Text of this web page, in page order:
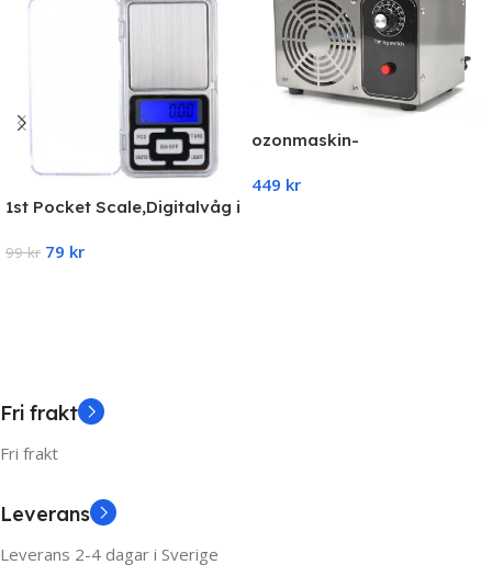
1st Pocket Scale,Digitalvåg i
0,01-200g
99kr 79 kr
ozonmaskin-
Ozonproduktion 20 g/h
449 kr
Fri frakt
Fri frakt
Leverans
Leverans 2-4 dagar i Sverige